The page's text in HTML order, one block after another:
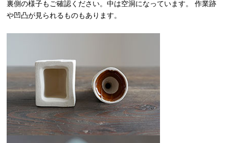
裏側の様子もご確認ください。中は空洞になっています。 作業跡
や凹凸が見られるものもあります。